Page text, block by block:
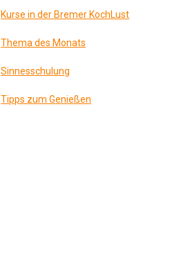
Kurse in der Bremer KochLust
Thema des Monats
Sinnesschulung
Tipps zum Genießen